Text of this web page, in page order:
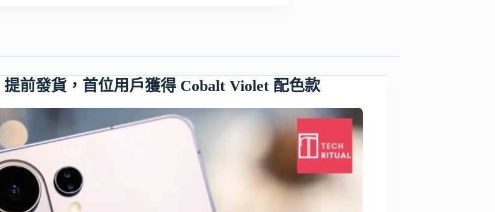
提前發貨，首位用戶獲得 Cobalt Violet 配色款